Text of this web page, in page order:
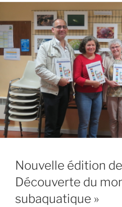
Nouvelle édition
Découverte du
subaquatique »